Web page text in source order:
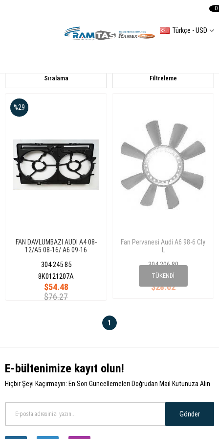
Türkçe - USD
0
Filtreleme
Sıralama
FAN DAVLUMBAZI AUDI A4 08-
12/A5 08-16/ A6 09-16
304 245 85
$54.48
$76.27
%29
8K0121207A TÜKENDI
Fan Pervanesi Audi A6 98-6 Cly
304 206 80
$28.62
078 121 301 E
1
E-bültenimize kayıt olun!
Hiçbir Şeyi Kaçırmayın: En Son Güncellemeleri Doğrudan Mail Kutunuza Alın
Gönder